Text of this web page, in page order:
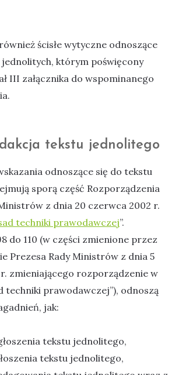
ścisłe wytyczne odnoszące
którym poświęcony
III załącznika do wspominanego
tekstu jednolitego
odnoszące się do tekstu
sporą część Rozporządzenia
z dnia 20 czerwca 2002 r.
techniki prawodawczej”.
do 110 (w części zmienione przez
Prezesa Rady Ministrów z dnia 5
zmieniającego rozporządzenie w
techniki prawodawczej”), odnoszą
jak:
tekstu jednolitego,
tekstu jednolitego,